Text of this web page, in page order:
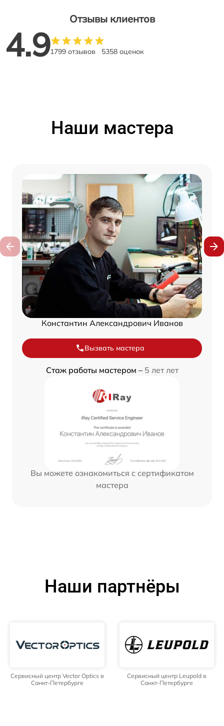
Отзывы клиентов
4.91799 отзывов 5358 оценок
Наши мастера
Константин Александрович Иванов
Вызвать мастера
Стаж работы мастером – 5 лет лет
Вы можете ознакомиться с сертификатом
мастера
Наши партнёры
Сервисный центр Vector Optics в
Санкт-Петербурге
Сервисный центр Leupold в
Санкт-Петербурге